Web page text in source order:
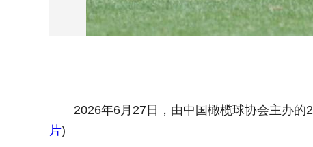
2026年6月27日，由中国橄榄球协会主办的
片)